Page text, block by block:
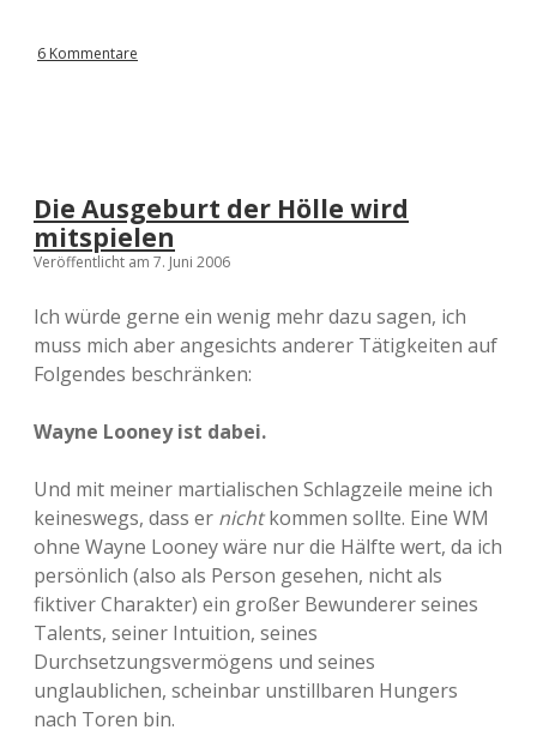
6 Kommentare
Die Ausgeburt der Hölle wird
mitspielen
Veröffentlicht am 7. Juni 2006
Ich würde gerne ein wenig mehr dazu sagen, ich
muss mich aber angesichts anderer Tätigkeiten auf
Folgendes beschränken:
Wayne Looney ist dabei.
Und mit meiner martialischen Schlagzeile meine ich
keineswegs, dass er nichtkommen sollte. Eine WM
ohne Wayne Looney wäre nur die Hälfte wert, da ich
persönlich (also als Person gesehen, nicht als
fiktiver Charakter) ein großer Bewunderer seines
Talents, seiner Intuition, seines
Durchsetzungsvermögens und seines
unglaublichen, scheinbar unstillbaren Hungers
nach Toren bin.